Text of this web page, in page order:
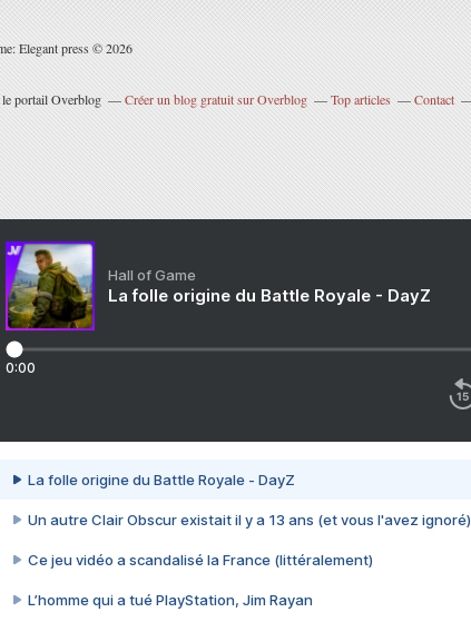
Elegant press © 2026
portail Overblog Créer un blog gratuit sur Overblog Top articles Contact
Hall of Game
La folle origine du Battle Royale - DayZ
0:00
La folle origine du Battle Royale - DayZ
Un autre Clair Obscur existait il y a 13 ans (et vous l'avez ignoré)
Ce jeu vidéo a scandalisé la France (littéralement)
L’homme qui a tué PlayStation, Jim Rayan